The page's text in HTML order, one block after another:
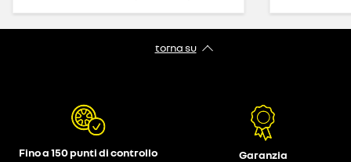
torna su
Fino a 150 punti di controllo Garanzia